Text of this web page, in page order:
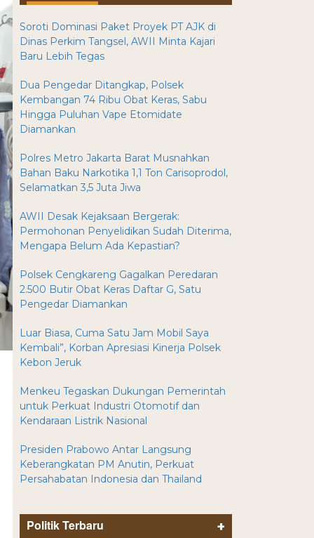
Soroti Dominasi Paket Proyek PT AJK di
Dinas Perkim Tangsel, AWII Minta Kajari
Baru Lebih Tegas
Dua Pengedar Ditangkap, Polsek
Kembangan 74 Ribu Obat Keras, Sabu
Hingga Puluhan Vape Etomidate
Diamankan
Polres Metro Jakarta Barat Musnahkan
Bahan Baku Narkotika 1,1 Ton Carisoprodol,
Selamatkan 3,5 Juta Jiwa
AWII Desak Kejaksaan Bergerak:
Permohonan Penyelidikan Sudah Diterima,
Mengapa Belum Ada Kepastian?
Polsek Cengkareng Gagalkan Peredaran
2.500 Butir Obat Keras Daftar G, Satu
Pengedar Diamankan
Luar Biasa, Cuma Satu Jam Mobil Saya
Kembali”, Korban Apresiasi Kinerja Polsek
Kebon Jeruk
Menkeu Tegaskan Dukungan Pemerintah
untuk Perkuat Industri Otomotif dan
Kendaraan Listrik Nasional
Presiden Prabowo Antar Langsung
Keberangkatan PM Anutin, Perkuat
Persahabatan Indonesia dan Thailand
Politik Terbaru +